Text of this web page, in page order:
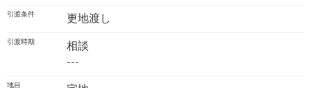
引渡条件 更地渡し
引渡時期
相談
---
地目